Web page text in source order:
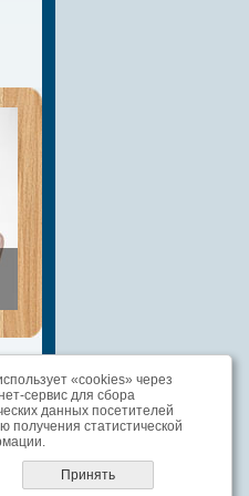
«cookies» через
сервис для сбора
данных посетителей
получения статистической
Принять